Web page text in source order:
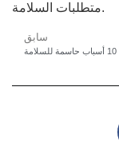
متطلبات السلامة.
سابق